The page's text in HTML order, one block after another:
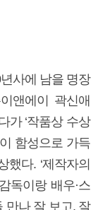
사에 남을 명장
앤에이 곽신애
가 ‘작품상 수상
함성으로 가득
했다. ‘제작자의
독이랑 배우·스
만나 잘 보고, 잘